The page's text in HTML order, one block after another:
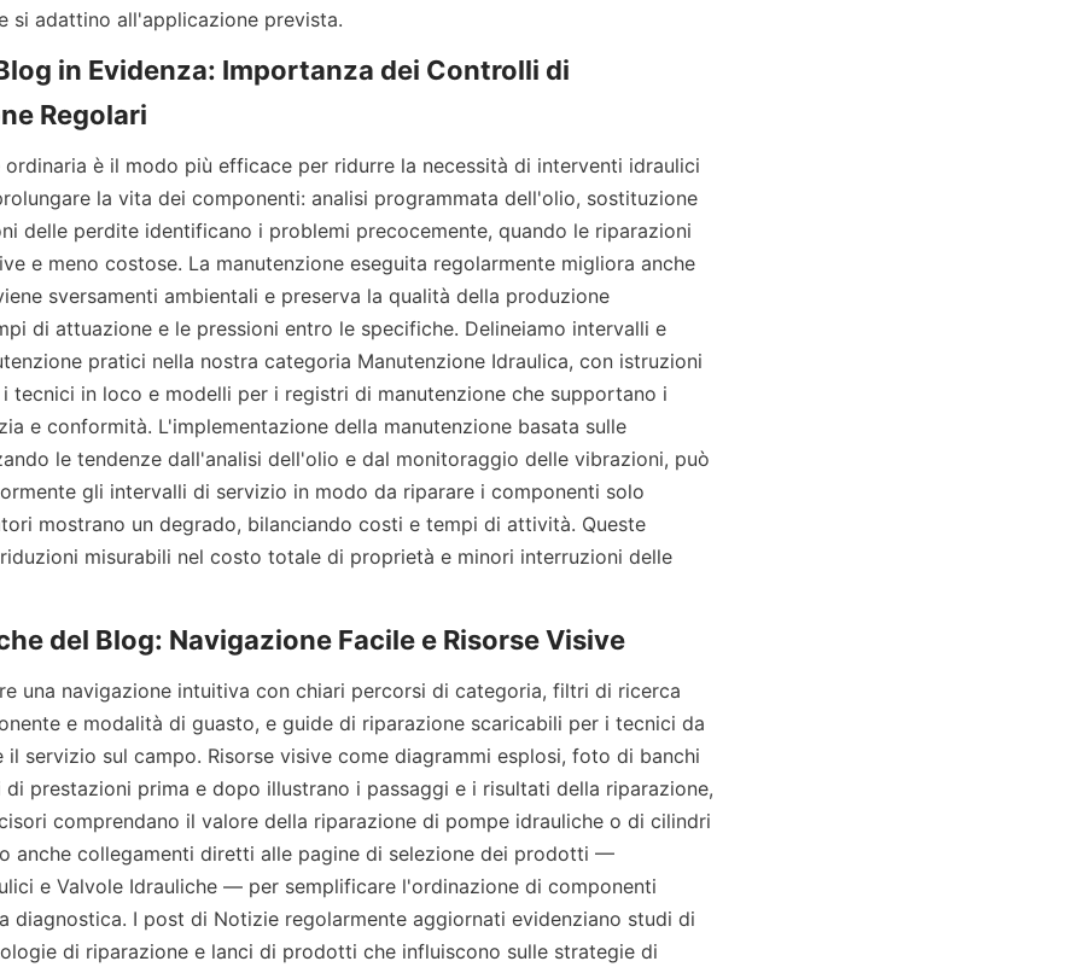
si adattino all'applicazione prevista.
in Evidenza: Importanza dei Controlli di
ordinaria è il modo più efficace per ridurre la necessità di interventi idraulici
la vita dei componenti: analisi programmata dell'olio, sostituzione
delle perdite identificano i problemi precocemente, quando le riparazioni
e meno costose. La manutenzione eseguita regolarmente migliora anche
sversamenti ambientali e preserva la qualità della produzione
di attuazione e le pressioni entro le specifiche. Delineiamo intervalli e
pratici nella nostra categoria Manutenzione Idraulica, con istruzioni
tecnici in loco e modelli per i registri di manutenzione che supportano i
e conformità. L'implementazione della manutenzione basata sulle
le tendenze dall'analisi dell'olio e dal monitoraggio delle vibrazioni, può
gli intervalli di servizio in modo da riparare i componenti solo
mostrano un degrado, bilanciando costi e tempi di attività. Queste
misurabili nel costo totale di proprietà e minori interruzioni delle
una navigazione intuitiva con chiari percorsi di categoria, filtri di ricerca
e modalità di guasto, e guide di riparazione scaricabili per i tecnici da
il servizio sul campo. Risorse visive come diagrammi esplosi, foto di banchi
prestazioni prima e dopo illustrano i passaggi e i risultati della riparazione,
comprendano il valore della riparazione di pompe idrauliche o di cilindri
anche collegamenti diretti alle pagine di selezione dei prodotti —
e Valvole Idrauliche — per semplificare l'ordinazione di componenti
diagnostica. I post di Notizie regolarmente aggiornati evidenziano studi di
di riparazione e lanci di prodotti che influiscono sulle strategie di